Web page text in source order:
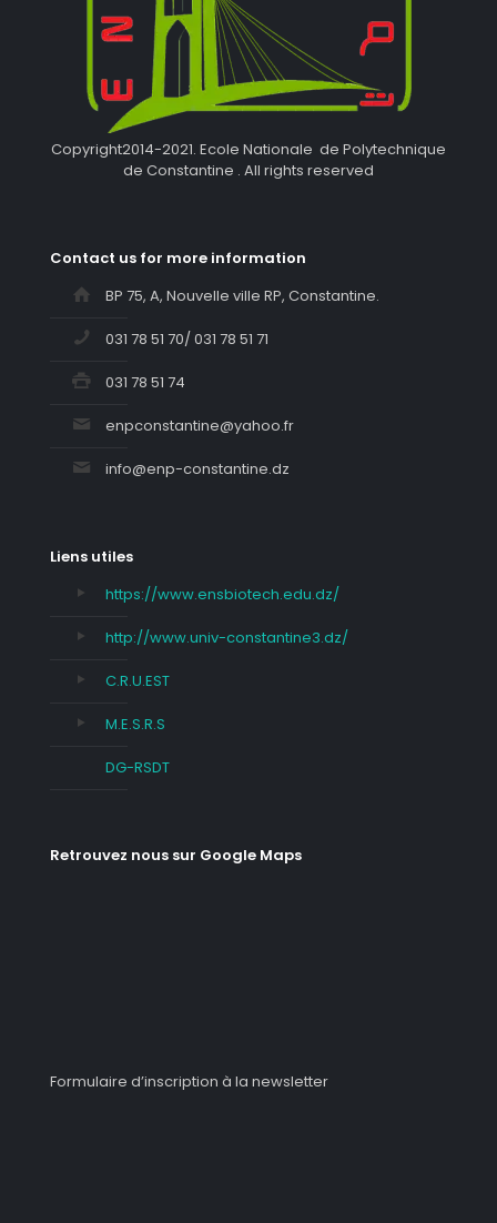
Copyright2014-2021. Ecole Nationale de Polytechnique
de Constantine . All rights reserved
Contact us for more information
BP 75, A, Nouvelle ville RP, Constantine.
031 78 51 70/ 031 78 51 71
031 78 51 74
enpconstantine@yahoo.fr
info@enp-constantine.dz
Liens utiles
https://www.ensbiotech.edu.dz/
http://www.univ-constantine3.dz/
C.R.U.EST
M.E.S.R.S
DG-RSDT
Retrouvez nous sur Google Maps
Formulaire d’inscription à la newsletter